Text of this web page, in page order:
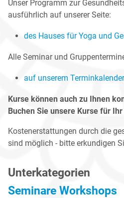
Unser Programm zur
ausführlich auf unserer Seite:
des Hauses für Yoga und
Alle Seminar und
auf unserem Terminkalender
Kurse können auch zu Ihnen
Buchen Sie unsere Kurse für
Kostenerstattungen durch die
sind möglich - bitte erkundigen
Unterkategorien
Seminare Workshops